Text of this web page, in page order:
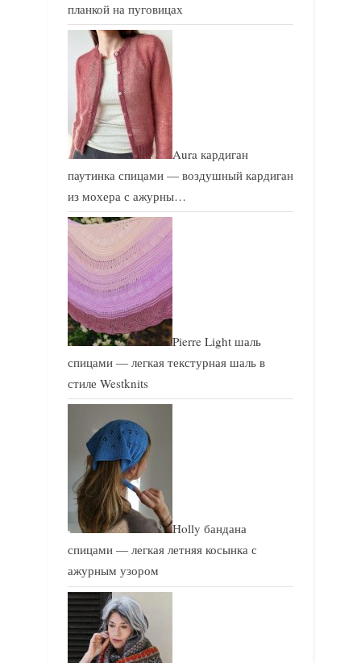
планкой на пуговицах
Aura кардиган
паутинка спицами — воздушный кардиган
из мохера с ажурны…
Pierre Light шаль
спицами — легкая текстурная шаль в
стиле Westknits
Holly бандана
спицами — легкая летняя косынка с
ажурным узором